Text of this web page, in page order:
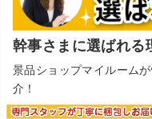
幹事さまに選ばれる
景品ショップマイルーム
介！